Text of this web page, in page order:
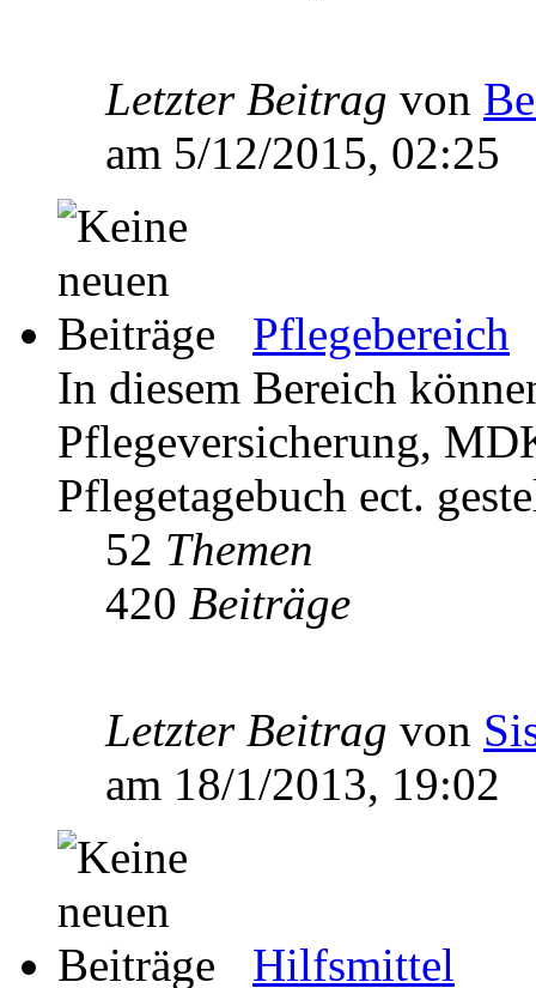
Letzter Beitrag von
am 5/12/2015, 02:25
Pflegebereich
In diesem Bereich
Pflegeversicherung,
Pflegetagebuch ect.
52 Themen
420 Beiträge
Letzter Beitrag von
am 18/1/2013, 19:02
Hilfsmittel